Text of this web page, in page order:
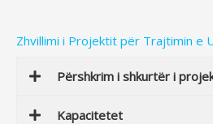
Zhvillimi i Projektit për Trajtimin e
Përshkrim i shkurtër i
Kapacitetet